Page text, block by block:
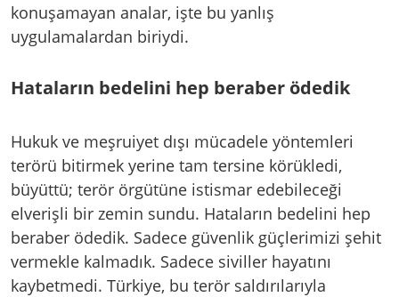
konuşamayan analar, işte bu yanlış
uygulamalardan biriydi.
Hataların bedelini hep beraber ödedik
Hukuk ve meşruiyet dışı mücadele yöntemleri
terörü bitirmek yerine tam tersine körükledi,
büyüttü; terör örgütüne istismar edebileceği
elverişli bir zemin sundu. Hataların bedelini hep
beraber ödedik. Sadece güvenlik güçlerimizi şehit
vermekle kalmadık. Sadece siviller hayatını
kaybetmedi. Türkiye, bu terör saldırılarıyla